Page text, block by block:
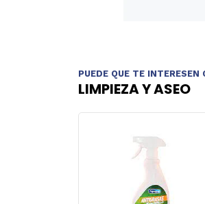
PUEDE QUE TE INTERESEN
LIMPIEZA Y ASEO